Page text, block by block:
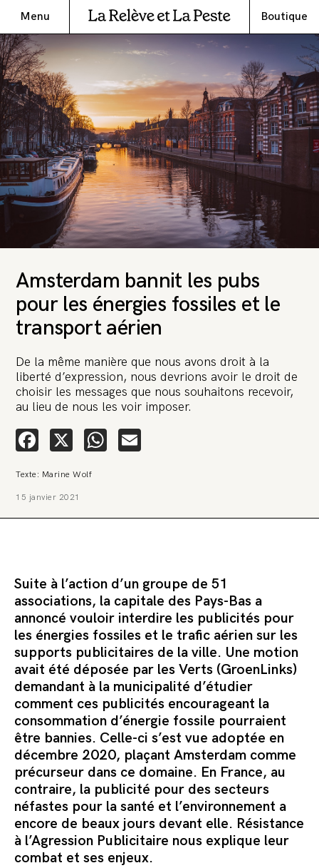
Menu Boutique
Amsterdam bannit les pubs
pour les énergies fossiles et le
transport aérien
De la même manière que nous avons droit à la
liberté d’expression, nous devrions avoir le droit de
choisir les messages que nous souhaitons recevoir,
au lieu de nous les voir imposer.
Facebook
X WhatsApp
Texte: Marine Wolf
15 janvier 2021
Suite à l’action d’un groupe de 51
associations, la capitale des Pays-Bas a
annoncé vouloir interdire les publicités pour
les énergies fossiles et le trafic aérien sur les
supports publicitaires de la ville. Une motion
avait été déposée par les Verts (GroenLinks)
demandant à la municipalité d’étudier
comment ces publicités encourageant la
consommation d’énergie fossile pourraient
être bannies. Celle-ci s’est vue adoptée en
décembre 2020, plaçant Amsterdam comme
précurseur dans ce domaine. En France, au
contraire, la publicité pour des secteurs
néfastes pour la santé et l’environnement a
encore de beaux jours devant elle. Résistance
à l’Agression Publicitaire nous explique leur
combat et ses enjeux.
🚨 L’heure est grave. Une
multinationale tente d’anéantir La
🔥 Le groupe Pierre Fabre, qui pèse 3,2 milliards d’euros, nous
Une procédure bâillon. Notre tort ? Avoir voulu protéger
Continuer de lire l’article
Commander le pack